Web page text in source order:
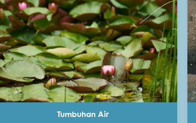
Tumbuhan Air